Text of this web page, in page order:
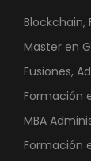
Master en
Fusiones,
Formación
MBA
Formación